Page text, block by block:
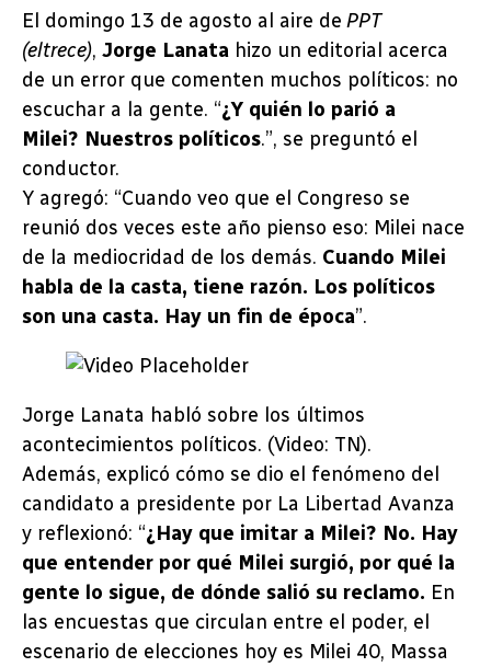
El domingo 13 de agosto al aire de PPT
(eltrece), Jorge Lanata hizo un editorial acerca
de un error que comenten muchos políticos: no
escuchar a la gente. “¿Y quién lo parió a
Milei? Nuestros políticos.”, se preguntó el
conductor.
Y agregó: “Cuando veo que el Congreso se
reunió dos veces este año pienso eso: Milei nace
de la mediocridad de los demás. Cuando Milei
habla de la casta, tiene razón. Los políticos
son una casta. Hay un fin de época”.
Jorge Lanata habló sobre los últimos
acontecimientos políticos. (Video: TN).
Además, explicó cómo se dio el fenómeno del
candidato a presidente por La Libertad Avanza
y reflexionó: “¿Hay que imitar a Milei? No. Hay
que entender por qué Milei surgió, por qué la
gente lo sigue, de dónde salió su reclamo. En
las encuestas que circulan entre el poder, el
escenario de elecciones hoy es Milei 40, Massa